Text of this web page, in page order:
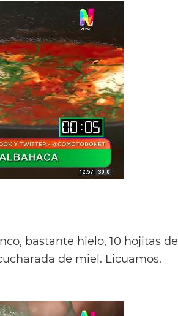
bastante hielo, 10 hojitas de
de miel. Licuamos.